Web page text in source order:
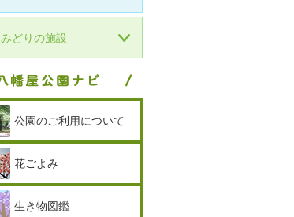
みどりの施設
公園のご利用について
花ごよみ
生き物図鑑